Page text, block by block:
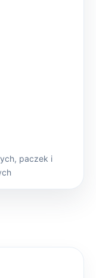
paczek i